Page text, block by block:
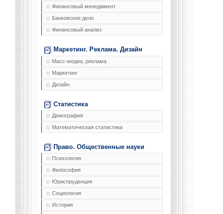
Финансовый менеджмент
Банковское дело
Финансовый анализ
Маркетинг. Реклама. Дизайн
Масс-медиа, реклама
Маркетинг
Дизайн
Статистика
Демография
Математическая статистика
Право. Общественные науки
Психология
Философия
Юриспруденция
Социология
История